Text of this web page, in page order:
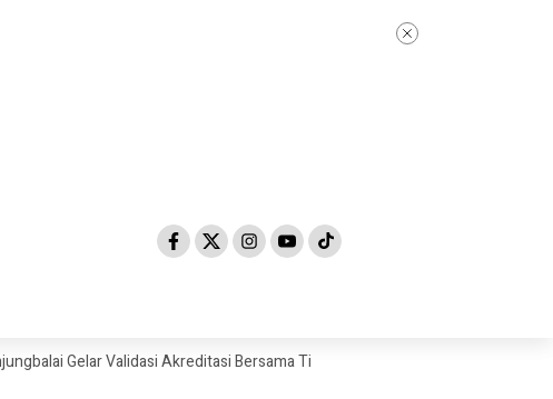
Validasi Akreditasi Bersama Tim Asesor BAN-PDM Tahun 2026